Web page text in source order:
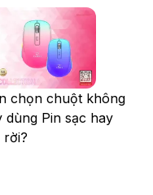
chọn chuột không
dùng Pin sạc hay
rời?